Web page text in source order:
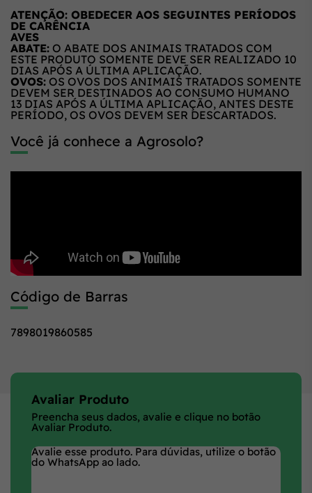
ATENÇÃO: OBEDECER AOS SEGUINTES PERÍODOS
DE CARÊNCIA
AVES
ABATE: O ABATE DOS ANIMAIS TRATADOS COM
ESTE PRODUTO SOMENTE DEVE SER REALIZADO 10
DIAS APÓS A ÚLTIMA APLICAÇÃO.
OVOS: OS OVOS DOS ANIMAIS TRATADOS SOMENTE
DEVEM SER DESTINADOS AO CONSUMO HUMANO
13 DIAS APÓS A ÚLTIMA APLICAÇÃO, ANTES DESTE
PERÍODO, OS OVOS DEVEM SER DESCARTADOS.
Você já conhece a Agrosolo?
Código de Barras
7898019860585
Avaliar Produto
Preencha seus dados, avalie e clique no botão
Avaliar Produto.